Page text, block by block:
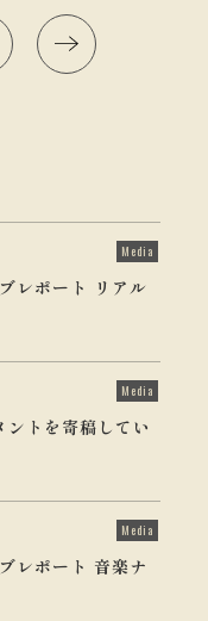
Media
レポート リアル
Media
トを寄稿してい
Media
レポート 音楽ナ